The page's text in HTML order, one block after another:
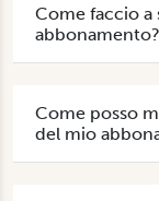
Come faccio a
abbonamento?
Come posso
del mio